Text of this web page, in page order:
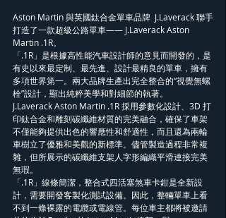
Aston Martin 與英國鈦合金單車品牌  J.Laverack 聯手
打造了一款超級公路單車—— J.Laverack Aston
Martin .1R。
「.1R」是根據高性能汽車設計師的意見而開發的，是
有史以來最定制、最先進、設計最精良的單車，擁有
多項世界第一。兩大品牌生產出完全整合的“視覺無螺
栓”設計，顯出純粹美學和對細節的執著。
J.Laverack Aston Martin .1R 採用參數化設計、3D 打
印鈦合金和雕刻碳纖維材質的完美融合，確保了車架
不僅能夠提供出色的響應性和舒適性，而且還為兩輪
車樹立了優雅和美觀的新標準。儘管製造過程非常複
雜，但所展示的碳纖維支架人字形編織平滑連接完美
無瑕。
「.1R」線條簡潔，整合式四活塞煞車卡鉗是全新設
計，需要開發客製化測試設備。因此，整輛單車上看
不到一條裸露的電纜或電線管。每位車主都將被邀請